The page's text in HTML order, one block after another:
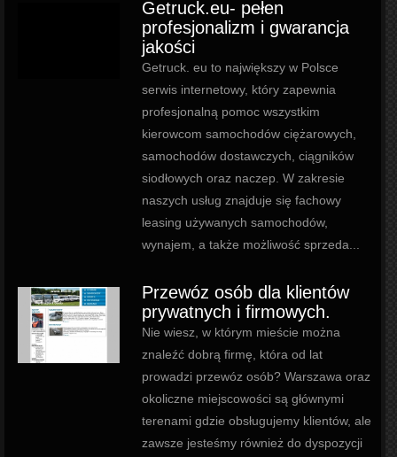
Getruck.eu- pełen
profesjonalizm i gwarancja
jakości
Getruck. eu to największy w Polsce
serwis internetowy, który zapewnia
profesjonalną pomoc wszystkim
kierowcom samochodów ciężarowych,
samochodów dostawczych, ciągników
siodłowych oraz naczep. W zakresie
naszych usług znajduje się fachowy
leasing używanych samochodów,
wynajem, a także możliwość sprzeda...
Przewóz osób dla klientów
prywatnych i firmowych.
Nie wiesz, w którym mieście można
znaleźć dobrą firmę, która od lat
prowadzi przewóz osób? Warszawa oraz
okoliczne miejscowości są głównymi
terenami gdzie obsługujemy klientów, ale
zawsze jesteśmy również do dyspozycji